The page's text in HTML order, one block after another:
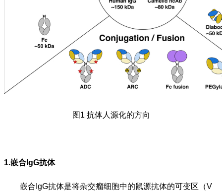
图1 抗体人源化的方向
1.嵌合IgG抗体
嵌合IgG抗体是将杂交瘤细胞中的鼠源抗体的可变区（V